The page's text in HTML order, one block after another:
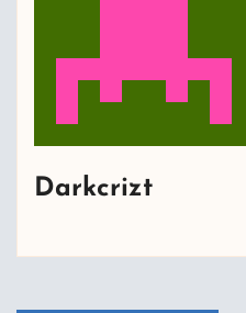
Darkcrizt